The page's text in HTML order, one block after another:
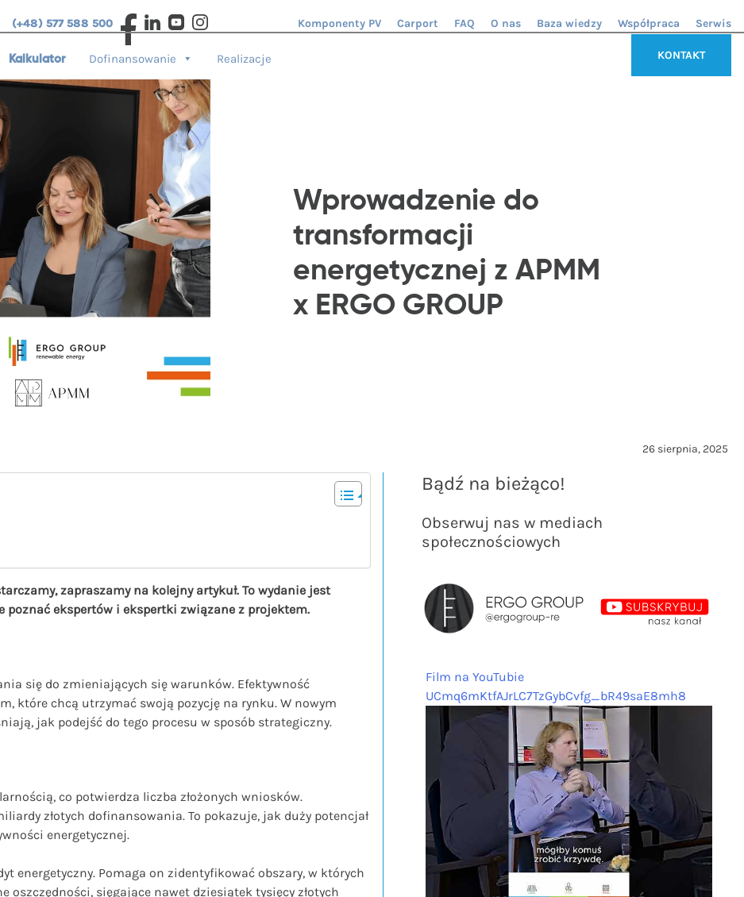
(+48) 577 588 500 Komponenty PV Carport FAQ O nas Baza wiedzy Współpraca Serwis
Kalkulator Dofinansowanie Realizacje KONTAKT
Wprowadzenie do
transformacji
energetycznej z APMM
x ERGO GROUP
26 sierpnia, 2025
zapraszamy na kolejny artykuł. To wydanie jest
poznać ekspertów i ekspertki związane z projektem.
się do zmieniających się warunków. Efektywność
które chcą utrzymać swoją pozycję na rynku. W nowym
jak podejść do tego procesu w sposób strategiczny.
co potwierdza liczba złożonych wniosków.
złotych dofinansowania. To pokazuje, jak duży potencjał
energetycznej.
energetyczny. Pomaga on zidentyfikować obszary, w których
sięgające nawet dziesiątek tysięcy złotych
Bądź na bieżąco!
Obserwuj nas w mediach
społecznościowych
Film na YouTubie
UCmq6mKtfAJrLC7TzGybCvfg_bR49saE8mh8